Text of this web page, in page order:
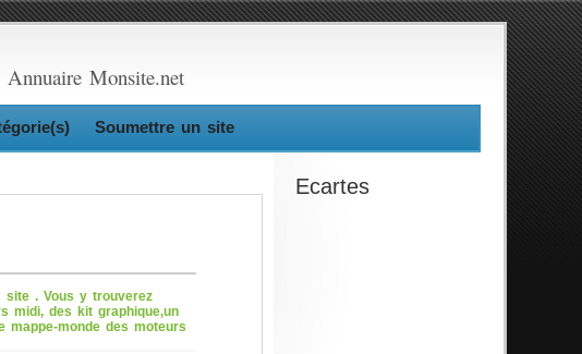
Annuaire Monsite.net
Soumettre un site
Ecartes
site . Vous y trouverez
midi, des kit graphique,un
mappe-monde des moteurs